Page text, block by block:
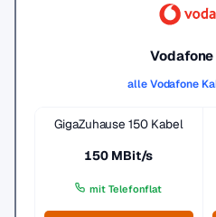
alle Vodafone
GigaZuhause 150 Kabel
150 MBit/s
mit Telefonflat